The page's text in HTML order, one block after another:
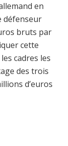
en
défenseur
bruts par
cette
cadres les
des trois
d’euros